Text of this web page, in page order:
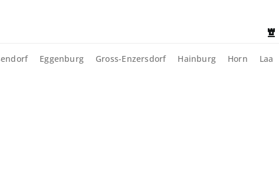
Eggenburg Gross-Enzersdorf Hainburg Horn Laa